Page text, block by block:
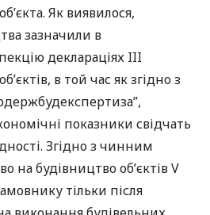
Як виявилося,
зазначили в
деклараціях III
в той час як згідно з
показники свідчать
Згідно з чинним
на будівництво об’єктів V
тільки після